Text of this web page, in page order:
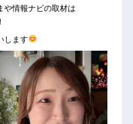
や情報ナビの取材は
します